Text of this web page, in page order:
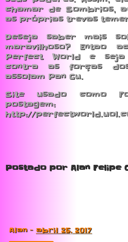
chamar de Sombrios,
as próprias trevas
Deseja saber mais
maravilhoso? Entao
Perfect World e seja
contra as forças
assolam Pan Gu.
Site usado como
postagem:
http://
Postado por Alan Felipe
Alan - abril 25, 2017